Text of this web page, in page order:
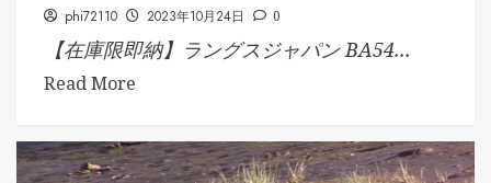
phi72110 2023年10月24日 0
【在庫限即納】ラングスジャパン BA54...
Read More